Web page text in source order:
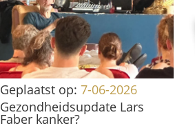
Geplaatst op: 7-06-2026
Gezondheidsupdate Lars
Faber kanker?